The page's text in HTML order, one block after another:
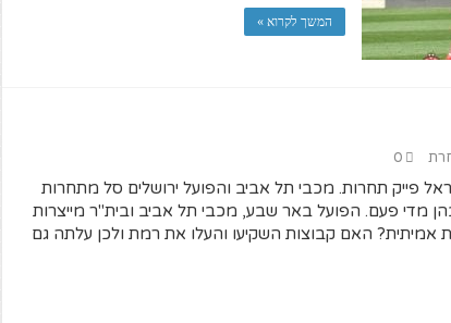
המשך לקרוא »
0
פייק תחרות. מכבי תל אביב והפועל ירושלים סל מתחרות
מדי פעם. הפועל באר שבע, מכבי תל אביב ובית"ר מייצרות
אמיתית? האם קבוצות השקיעו והעלו את רמת ולכן עלתה גם